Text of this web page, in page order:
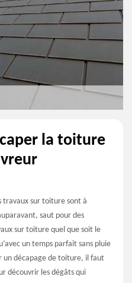
la toiture
travaux sur toiture sont à
saut pour des
sur toiture quel que soit le
un temps parfait sans pluie
un décapage de toiture, il faut
découvrir les dégâts qui